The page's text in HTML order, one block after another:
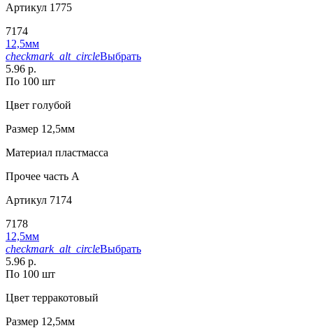
Артикул 1775
7174
12,5мм
checkmark_alt_circleВыбрать
5.96 р.
По 100 шт
Цвет голубой
Размер 12,5мм
Материал пластмасса
Прочее часть A
Артикул 7174
7178
12,5мм
checkmark_alt_circleВыбрать
5.96 р.
По 100 шт
Цвет терракотовый
Размер 12,5мм